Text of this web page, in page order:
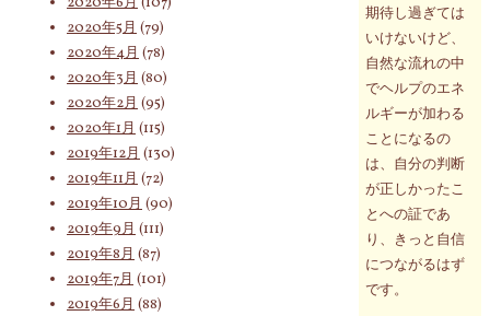
期待し過ぎては
いけないけど、
自然な流れの中
でヘルプのエネ
ルギーが加わる
ことになるの
は、自分の判断
が正しかったこ
とへの証であ
り、きっと自信
につながるはず
です。
2020年5月 (79)
2020年4月 (78)
2020年3月 (80)
2020年2月 (95)
2020年1月 (115)
2019年12月 (130)
2019年11月 (72)
2019年10月 (90)
2019年9月 (111)
2019年8月 (87)
2019年7月 (101)
2019年6月 (88)